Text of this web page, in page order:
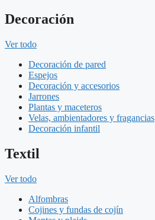
Decoración
Ver todo
Decoración de pared
Espejos
Decoración y accesorios
Jarrones
Plantas y maceteros
Velas, ambientadores y fragancias
Decoración infantil
Textil
Ver todo
Alfombras
Cojines y fundas de cojín